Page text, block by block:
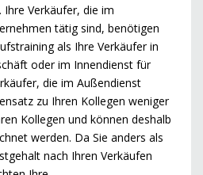
Verkäufer, die im
tätig sind, benötigen
als Ihre Verkäufer in
oder im Innendienst für
die im Außendienst
zu Ihren Kollegen weniger
Kollegen und können deshalb
werden. Da Sie anders als
nach Ihren Verkäufen